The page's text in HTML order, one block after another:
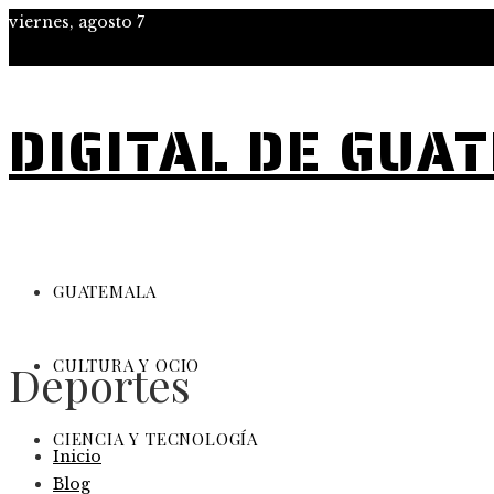
viernes, agosto 7
DIGITAL DE
GUATEMALA
CULTURA Y OCIO
CIENCIA Y TECNOLOGÍA
Deportes
Inicio
Blog